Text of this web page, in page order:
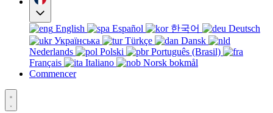
English Español 한국어
Deutsch
Українська
Türkçe
Dansk
Nederlands
Polski
Português (Brasil)
Français
Italiano
Norsk bokmål
Commencer